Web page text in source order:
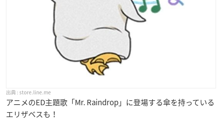
store.line.me
アニメのED主題歌「Mr. Raindrop」に登場する傘を持っている
エリザベスも！